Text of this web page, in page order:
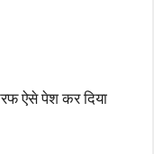
ऐसे पेश कर दिया